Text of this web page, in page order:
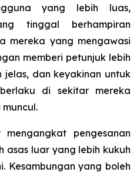
yang lebih luas,
tinggal berhampiran
mereka yang mengawasi
memberi petunjuk lebih
jelas, dan keyakinan untuk
di sekitar mereka
pengesanan
asas luar yang lebih kukuh
Kesambungan yang boleh